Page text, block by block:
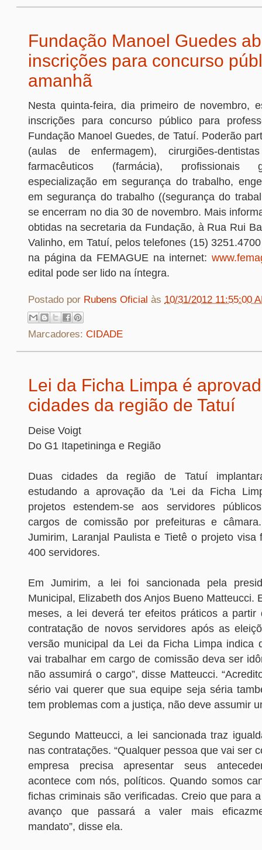
Fundação Manoel Guedes
inscrições para concurso
amanhã
Nesta quinta-feira, dia primeiro de novembro,
inscrições para concurso público para
Fundação Manoel Guedes, de Tatuí. Poderão
(aulas de enfermagem), cirurgiões-
farmacêuticos (farmácia), profissionais
especialização em segurança do trabalho,
em segurança do trabalho ((segurança do
se encerram no dia 30 de novembro. Mais
obtidas na secretaria da Fundação, à Rua Rui
Valinho, em Tatuí, pelos telefones (15)
na página da FEMAGUE na internet:
edital pode ser lido na íntegra.
Postado por Rubens Oficial às 10/31/2012 11:55:00
Marcadores: CIDADE
Lei da Ficha Limpa é
cidades da região de Tatuí
Deise Voigt
Do G1 Itapetininga e Região
Duas cidades da região de Tatuí
estudando a aprovação da 'Lei da Ficha
projetos estendem-se aos servidores
cargos de comissão por prefeituras e
Jumirim, Laranjal Paulista e Tietê o projeto visa
400 servidores.
Em Jumirim, a lei foi sancionada pela
Municipal, Elizabeth dos Anjos Bueno Matteucci.
meses, a lei deverá ter efeitos práticos a partir
contratação de novos servidores após as
versão municipal da Lei da Ficha Limpa indica
vai trabalhar em cargo de comissão deva ser
não assumirá o cargo”, disse Matteucci.
sério vai querer que sua equipe seja séria
tem problemas com a justiça, não deve assumir
Segundo Matteucci, a lei sancionada traz
nas contratações. “Qualquer pessoa que vai ser
empresa precisa apresentar seus
acontece com nós, políticos. Quando somos
fichas criminais são verificadas. Creio que para
avanço que passará a valer mais
mandato”, disse ela.